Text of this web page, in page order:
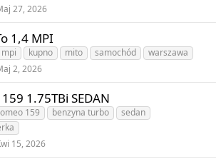
27, 2026
1,4 MPI
kupno mito samochód
warszawa
2, 2026
1.75TBi SEDAN
159 benzyna turbo
sedan
15, 2026